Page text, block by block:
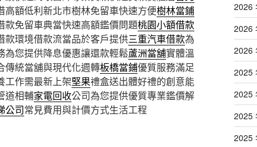
高額低利新北市樹林免留車快速方便樹林當鋪
款免留車典當快速高額鑑價問題桃園小額借款
款環境借款流當品於客戶提供三重汽車借款為
為您提供降息優惠讓還款輕鬆蘆洲當舖實體溫
傳統當舖與現代化週轉板橋當鋪優質服務滿足
工作需最新上架堅果禮盒送出體好禮的創意能
道相輔家電回收公司為您提供優質專業鑑價解
公司常見費用與計價方式生活工程
2026
2026
2026
2025
2025
2025
2025